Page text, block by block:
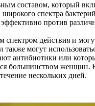
составом, который
спектра
против
действия и
могут
антибиотики или
большинством женщин.
нескольких дней.